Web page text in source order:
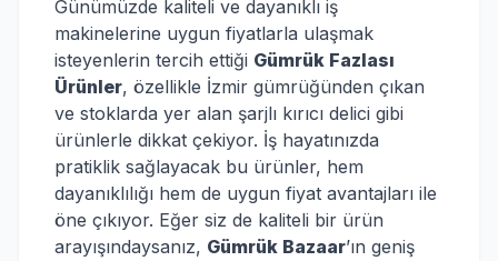
Günümüzde kaliteli ve dayanıklı iş
makinelerine uygun fiyatlarla ulaşmak
isteyenlerin tercih ettiği Gümrük Fazlası
Ürünler, özellikle İzmir gümrüğünden çıkan
ve stoklarda yer alan şarjlı kırıcı delici gibi
ürünlerle dikkat çekiyor. İş hayatınızda
pratiklik sağlayacak bu ürünler, hem
dayanıklılığı hem de uygun fiyat avantajları ile
öne çıkıyor. Eğer siz de kaliteli bir ürün
arayışındaysanız, Gümrük Bazaar’ın geniş